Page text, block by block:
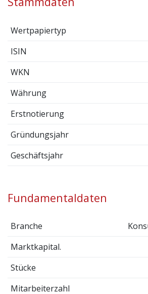
Wertpapiertyp
ISIN
WKN
Währung
Erstnotierung
Gründungsjahr
Geschäftsjahr
Fundamentaldaten
Branche
Marktkapital.
Stücke
Mitarbeiterzahl